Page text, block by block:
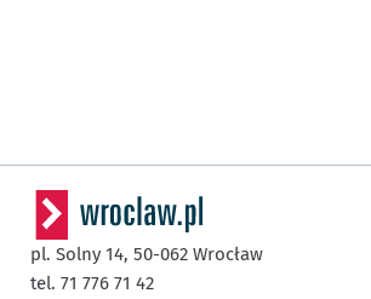
pl. Solny 14, 50-062 Wrocław
tel. 71 776 71 42